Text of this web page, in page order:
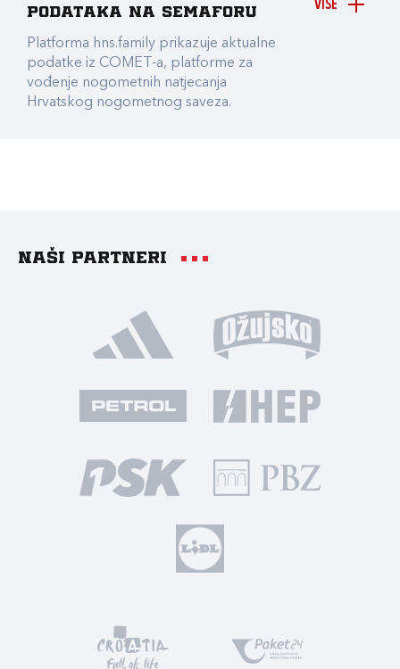
VIŠE
podataka na Semaforu
Platforma hns.family prikazuje aktualne
podatke iz COMET-a, platforme za
vođenje nogometnih natjecanja
Hrvatskog nogometnog saveza.
Naši partneri